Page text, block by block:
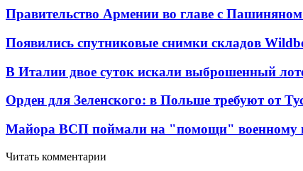
Правительство Армении во главе с Пашиняном
Появились спутниковые снимки складов
В Италии двое суток искали выброшенный
Орден для Зеленского: в Польше требуют от
Майора ВСП поймали на "помощи"
Читать комментарии